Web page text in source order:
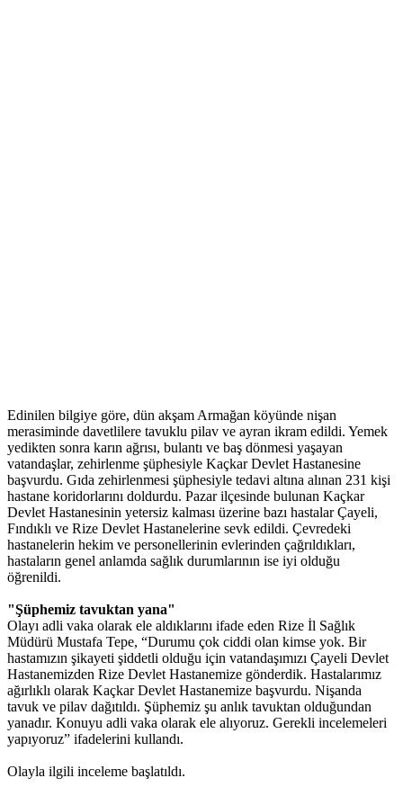
Edinilen bilgiye göre, dün akşam Armağan köyünde nişan
merasiminde davetlilere tavuklu pilav ve ayran ikram edildi. Yemek
yedikten sonra karın ağrısı, bulantı ve baş dönmesi yaşayan
vatandaşlar, zehirlenme şüphesiyle Kaçkar Devlet Hastanesine
başvurdu. Gıda zehirlenmesi şüphesiyle tedavi altına alınan 231 kişi
hastane koridorlarını doldurdu. Pazar ilçesinde bulunan Kaçkar
Devlet Hastanesinin yetersiz kalması üzerine bazı hastalar Çayeli,
Fındıklı ve Rize Devlet Hastanelerine sevk edildi. Çevredeki
hastanelerin hekim ve personellerinin evlerinden çağrıldıkları,
hastaların genel anlamda sağlık durumlarının ise iyi olduğu
öğrenildi.
"Şüphemiz tavuktan yana"
Olayı adli vaka olarak ele aldıklarını ifade eden Rize İl Sağlık
Müdürü Mustafa Tepe, “Durumu çok ciddi olan kimse yok. Bir
hastamızın şikayeti şiddetli olduğu için vatandaşımızı Çayeli Devlet
Hastanemizden Rize Devlet Hastanemize gönderdik. Hastalarımız
ağırlıklı olarak Kaçkar Devlet Hastanemize başvurdu. Nişanda
tavuk ve pilav dağıtıldı. Şüphemiz şu anlık tavuktan olduğundan
yanadır. Konuyu adli vaka olarak ele alıyoruz. Gerekli incelemeleri
yapıyoruz” ifadelerini kullandı.
Olayla ilgili inceleme başlatıldı.